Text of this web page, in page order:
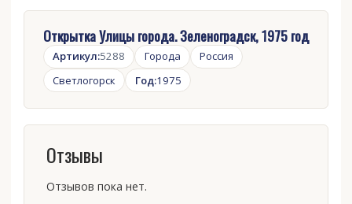
Открытка Улицы города. Зеленоградск, 1975 год
Артикул:5288 Города
Россия
Светлогорск
Год:1975
Отзывы
Отзывов пока нет.